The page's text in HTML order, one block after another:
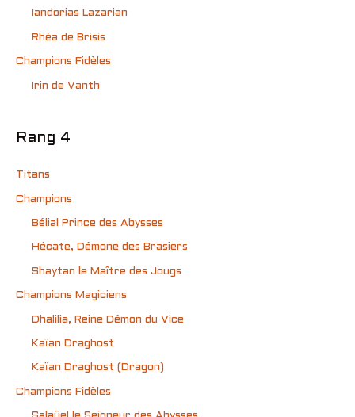
Iandorias Lazarian
Rhéa de Brisis
Champions Fidèles
Irin de Vanth
Rang 4
Titans
Champions
Bélial Prince des Abysses
Hécate, Démone des Brasiers
Shaytan le Maître des Jougs
Champions Magiciens
Dhalilia, Reine Démon du Vice
Kaïan Draghost
Kaïan Draghost (Dragon)
Champions Fidèles